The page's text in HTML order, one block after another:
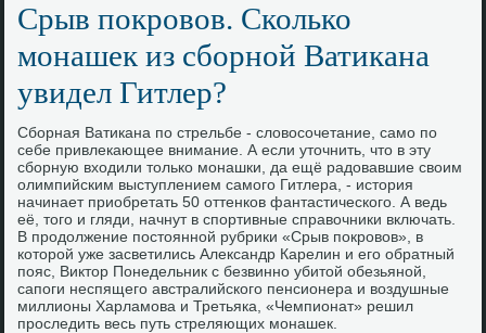
Срыв покровов. Сколько
монашек из сборной Ватикана
увидел Гитлер?
Сборная Ватикана по стрельбе - словосочетание, само по
себе привлекающее внимание. А если уточнить, что в эту
сборную входили только монашки, да ещё радовавшие своим
олимпийским выступлением самого Гитлера, - история
начинает приобретать 50 оттенков фантастического. А ведь
её, того и гляди, начнут в спортивные справочники включать.
В продолжение постоянной рубрики «Срыв покровов», в
которой уже засветились Александр Карелин и его обратный
пояс, Виктор Понедельник с безвинно убитой обезьяной,
сапоги неспящего австралийского пенсионера и воздушные
миллионы Харламова и Третьяка, «Чемпионат» решил
проследить весь путь стреляющих монашек.